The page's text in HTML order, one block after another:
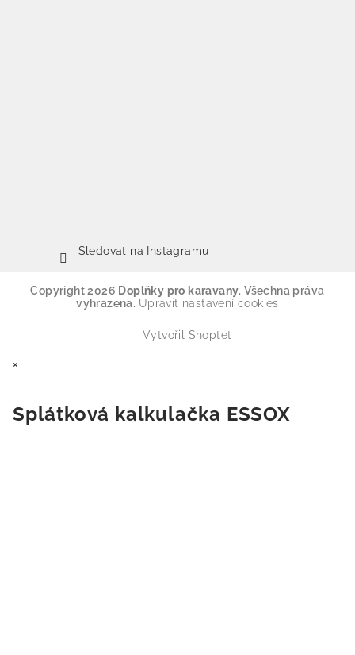
Sledovat na Instagramu
Copyright 2026 Doplňky pro karavany. Všechna práva
vyhrazena. Upravit nastavení cookies
Vytvořil Shoptet
×
Splátková kalkulačka ESSOX